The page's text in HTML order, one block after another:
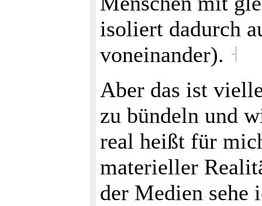
isoliert dadurch
voneinander). ˧
Aber das ist
zu bündeln und
real heißt für
materieller
der Medien sehe